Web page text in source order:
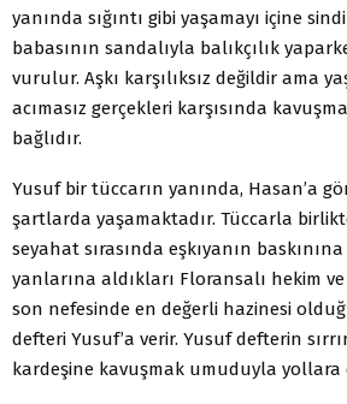
yanında sığıntı gibi yaşamayı içine
babasının sandalıyla balıkçılık
vurulur. Aşkı karşılıksız değildir ama
acımasız gerçekleri karşısında
bağlıdır.
Yusuf bir tüccarın yanında, Hasan’a
şartlarda yaşamaktadır. Tüccarla
seyahat sırasında eşkıyanın
yanlarına aldıkları Floransalı hekim
son nefesinde en değerli hazinesi
defteri Yusuf’a verir. Yusuf defterin
kardeşine kavuşmak umuduyla yollara